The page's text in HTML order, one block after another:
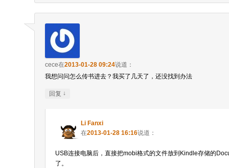
cece在2013-01-28 09:24说道：
我想问问怎么传书进去？我买了几天了，还没找到办法
回复 ↓
Li Fanxi
在2013-01-28 16:16说道：
USB连接电脑后，直接把mobi格式的文件放到Kindle存储的
了。